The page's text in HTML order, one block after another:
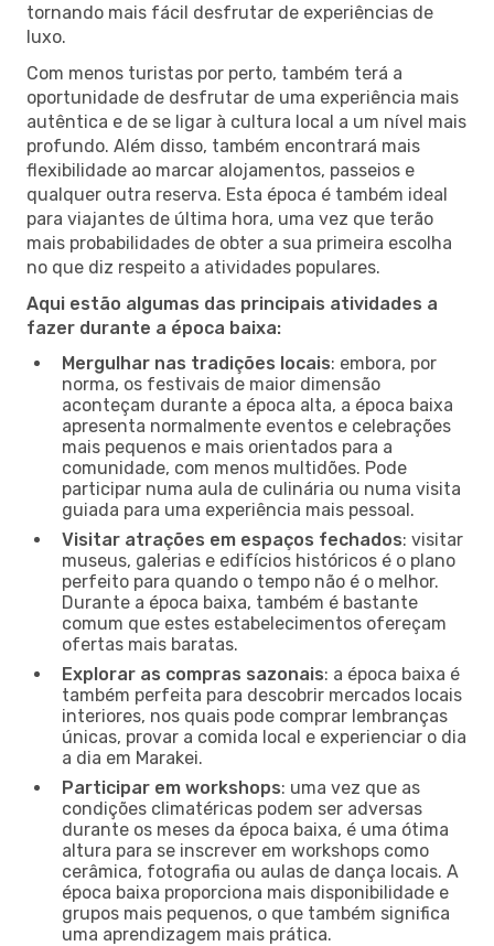
tornando mais fácil desfrutar de experiências de
luxo.
Com menos turistas por perto, também terá a
oportunidade de desfrutar de uma experiência mais
autêntica e de se ligar à cultura local a um nível mais
profundo. Além disso, também encontrará mais
flexibilidade ao marcar alojamentos, passeios e
qualquer outra reserva. Esta época é também ideal
para viajantes de última hora, uma vez que terão
mais probabilidades de obter a sua primeira escolha
no que diz respeito a atividades populares.
Aqui estão algumas das principais atividades a
fazer durante a época baixa:
Mergulhar nas tradições locais: embora, por
norma, os festivais de maior dimensão
aconteçam durante a época alta, a época baixa
apresenta normalmente eventos e celebrações
mais pequenos e mais orientados para a
comunidade, com menos multidões. Pode
participar numa aula de culinária ou numa visita
guiada para uma experiência mais pessoal.
Visitar atrações em espaços fechados: visitar
museus, galerias e edifícios históricos é o plano
perfeito para quando o tempo não é o melhor.
Durante a época baixa, também é bastante
comum que estes estabelecimentos ofereçam
ofertas mais baratas.
Explorar as compras sazonais: a época baixa é
também perfeita para descobrir mercados locais
interiores, nos quais pode comprar lembranças
únicas, provar a comida local e experienciar o dia
a dia em Marakei.
Participar em workshops: uma vez que as
condições climatéricas podem ser adversas
durante os meses da época baixa, é uma ótima
altura para se inscrever em workshops como
cerâmica, fotografia ou aulas de dança locais. A
época baixa proporciona mais disponibilidade e
grupos mais pequenos, o que também significa
uma aprendizagem mais prática.